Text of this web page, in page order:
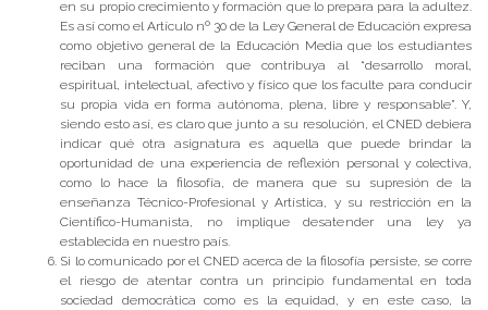
en su propio crecimiento y formación que lo prepara para la adultez.
Es así como el Artículo nº 30 de la Ley General de Educación expresa
como objetivo general de la Educación Media que los estudiantes
reciban una formación que contribuya al “desarrollo moral,
espiritual, intelectual, afectivo y físico que los faculte para conducir
su propia vida en forma autónoma, plena, libre y responsable”. Y,
siendo esto así, es claro que junto a su resolución, el CNED debiera
indicar qué otra asignatura es aquella que puede brindar la
oportunidad de una experiencia de reflexión personal y colectiva,
como lo hace la filosofía, de manera que su supresión de la
enseñanza Técnico-Profesional y Artística, y su restricción en la
Científico-Humanista, no implique desatender una ley ya
establecida en nuestro país.
Si lo comunicado por el CNED acerca de la filosofía persiste, se corre
el riesgo de atentar contra un principio fundamental en toda
sociedad democrática como es la equidad, y en este caso, la